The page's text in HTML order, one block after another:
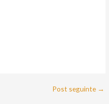
Post seguinte →